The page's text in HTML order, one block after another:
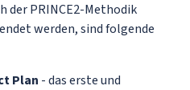
der PRINCE2-Methodik
werden, sind folgende
Plan - das erste und